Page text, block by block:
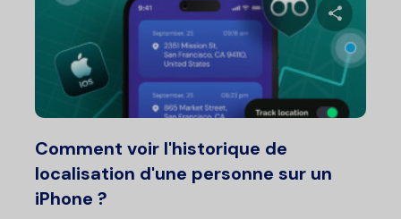
Comment voir l'historique de
localisation d'une personne sur un
iPhone ?